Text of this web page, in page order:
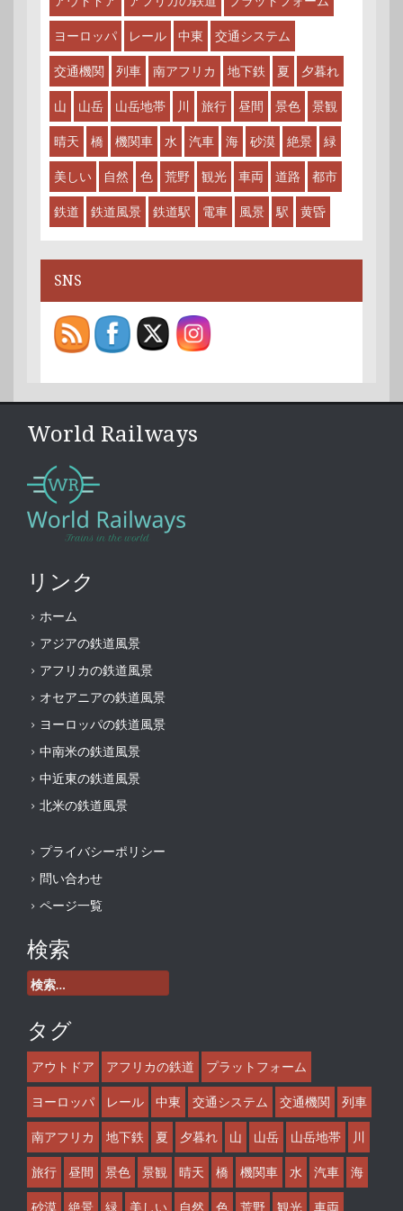
ヨーロッパ レール 中東 交通システム
交通機関 列車 南アフリカ 地下鉄 夏 夕暮れ
山 山岳 山岳地帯 川 旅行 昼間 景色 景観
晴天 橋 機関車 水 汽車 海 砂漠 絶景 緑
美しい 自然 色 荒野 観光 車両 道路 都市
鉄道 鉄道風景 鉄道駅 電車 風景 駅 黄昏
SNS
World Railways
リンク
ホーム
アジアの鉄道風景
アフリカの鉄道風景
オセアニアの鉄道風景
ヨーロッパの鉄道風景
中南米の鉄道風景
中近東の鉄道風景
北米の鉄道風景
プライバシーポリシー
問い合わせ
ページ一覧
検索
検
索:
タグ
アウトドア アフリカの鉄道 プラットフォーム
ヨーロッパ レール 中東 交通システム 交通機関 列車
南アフリカ 地下鉄 夏 夕暮れ 山 山岳 山岳地帯 川
旅行 昼間 景色 景観 晴天 橋 機関車 水 汽車 海
砂漠 絶景 緑 美しい 自然 色 荒野 観光 車両